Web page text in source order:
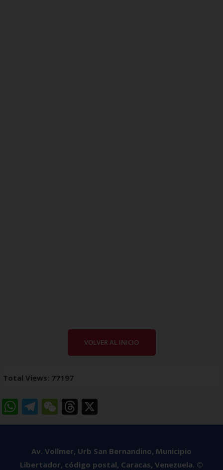
VOLVER AL INICIO
Total Views: 77197
W
h
ts
T
el
g
W
e
h
T
h
a
Av. Vollmer, Urb San Bernandino, Municipio
Libertador, código postal, Caracas, Venezuela. ©